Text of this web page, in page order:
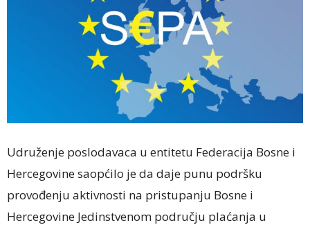
Udruženje poslodavaca u entitetu Federacija Bosne i
Hercegovine saopćilo je da daje punu podršku
provođenju aktivnosti na pristupanju Bosne i
Hercegovine Jedinstvenom području plaćanja u